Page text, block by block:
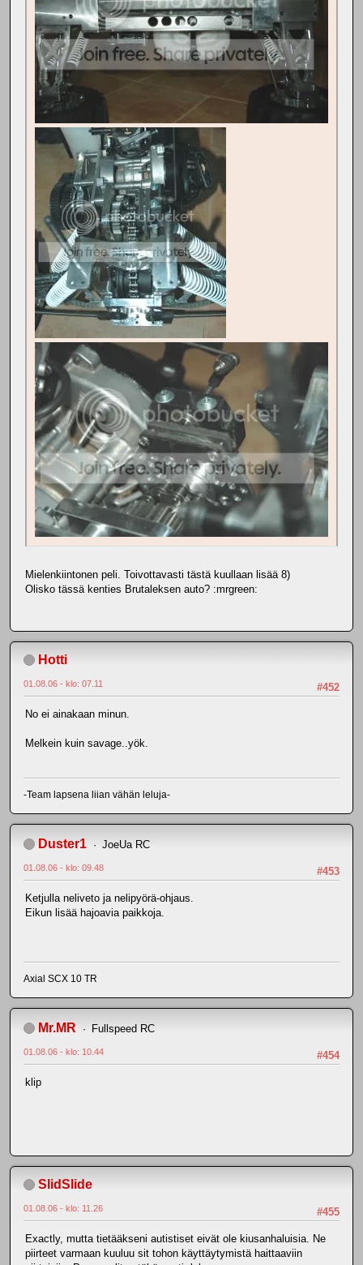
Mielenkiintonen peli. Toivottavasti tästä kuullaan lisää 8)
Olisko tässä kenties Brutaleksen auto? :mrgreen:
Hotti
#452
01.08.06 - klo: 07.11
No ei ainakaan minun.
Melkein kuin savage..yök.
-Team lapsena liian vähän leluja-
Duster1 JoeUa RC
#453
01.08.06 - klo: 09.48
Ketjulla neliveto ja nelipyörä-ohjaus.
Eikun lisää hajoavia paikkoja.
Axial SCX 10 TR
Mr.MR Fullspeed RC
#454
01.08.06 - klo: 10.44
klip
SlidSlide
#455
01.08.06 - klo: 11.26
Exactly, mutta tietääkseni autistiset eivät ole kiusanhaluisia. Ne
piirteet varmaan kuuluu sit tohon käyttäytymistä haittaaviin